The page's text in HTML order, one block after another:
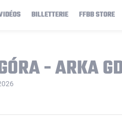
BILLETTERIE FFBB STORE
- ARKA